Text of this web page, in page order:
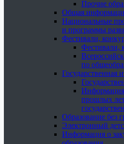
Прочие
Общая
Национальные
и программы
Фестивали,
Фестивали,
по
Государственная
прошлых
Образование без
Электронный
Информация о